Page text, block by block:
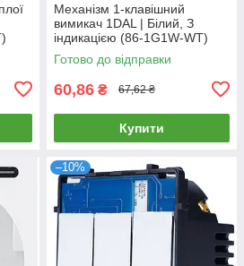
Механізм 1-клавішний
вимикач 1DAL | Білий, З
індикацією (86-1G1W-WT)
Готово до відправки
60,86 ₴ 67,62 ₴
Купити
–10%